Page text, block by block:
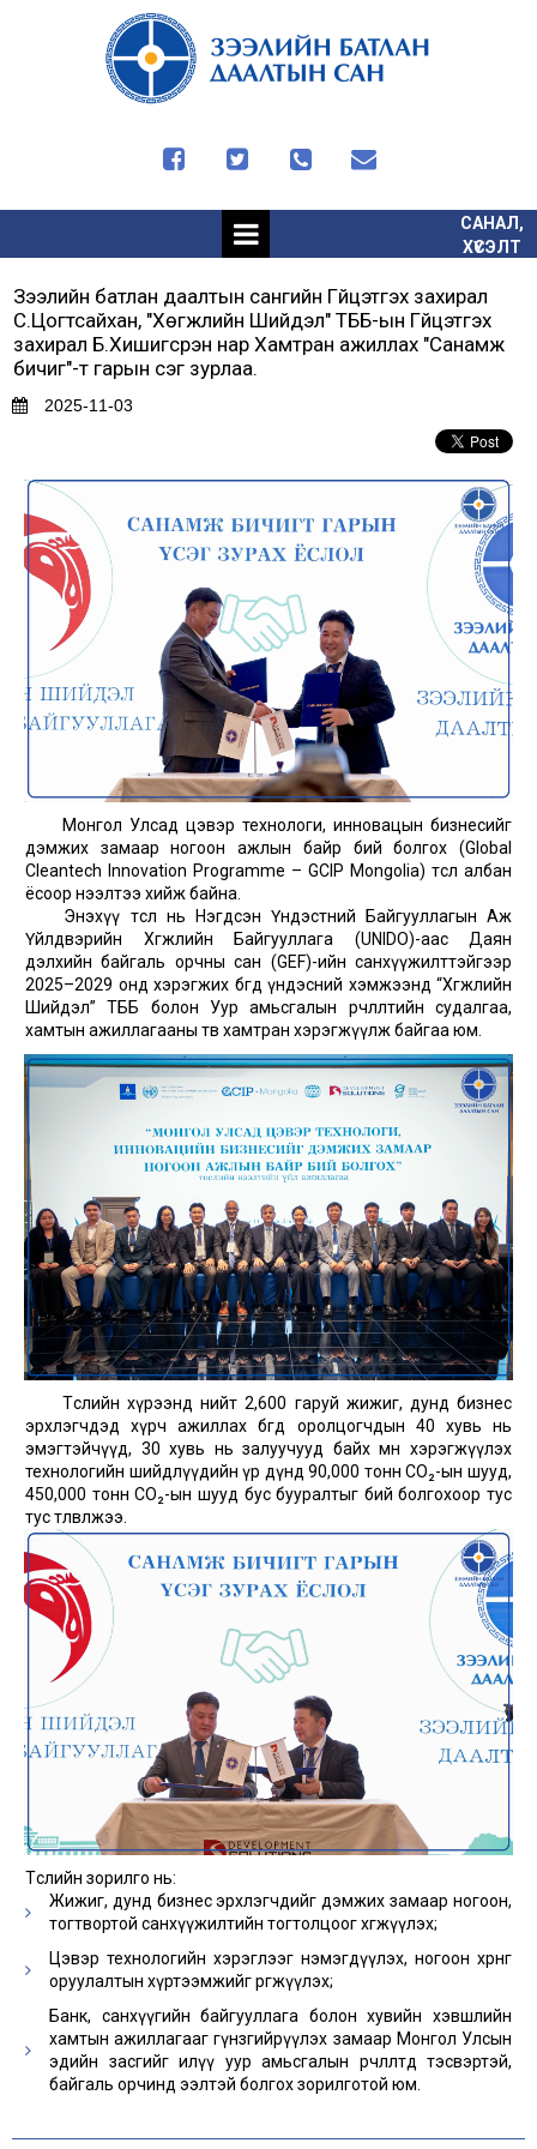
   
САНАЛ,
ХҮСЭЛТ
Зээлийн батлан даалтын сангийн Гүйцэтгэх захирал
С.Цогтсайхан, "Хөгжлийн Шийдэл" ТББ-ын Гүйцэтгэх
захирал Б.Хишигсүрэн нар Хамтран ажиллах "Санамж
бичиг"-т гарын үсэг зурлаа.
2025-11-03
Монгол Улсад цэвэр технологи, инновацын бизнесийг
дэмжих замаар ногоон ажлын байр бий болгох (Global
Cleantech Innovation Programme – GCIP Mongolia) төсөл албан
ёсоор нээлтээ хийж байна.
Энэхүү төсөл нь Нэгдсэн Үндэстний Байгууллагын Аж
Үйлдвэрийн Хөгжлийн Байгууллага (UNIDO)-аас Даян
дэлхийн байгаль орчны сан (GEF)-ийн санхүүжилттэйгээр
2025–2029 онд хэрэгжих бөгөөд үндэсний хэмжээнд “Хөгжлийн
Шийдэл” ТББ болон Уур амьсгалын өөрчлөлтийн судалгаа,
хамтын ажиллагааны төв хамтран хэрэгжүүлж байгаа юм.
Төслийн хүрээнд нийт 2,600 гаруй жижиг, дунд бизнес
эрхлэгчдэд хүрч ажиллах бөгөөд оролцогчдын 40 хувь нь
эмэгтэйчүүд, 30 хувь нь залуучууд байх мөн хэрэгжүүлэх
технологийн шийдлүүдийн үр дүнд 90,000 тонн CO₂-ын шууд,
450,000 тонн CO₂-ын шууд бус бууралтыг бий болгохоор тус
тус төлөвлөжээ.
Төслийн зорилго нь:
Жижиг, дунд бизнес эрхлэгчдийг дэмжих замаар ногоон,
тогтвортой санхүүжилтийн тогтолцоог хөгжүүлэх;
Цэвэр технологийн хэрэглээг нэмэгдүүлэх, ногоон хөрөнгө
оруулалтын хүртээмжийг өргөжүүлэх;
Банк, санхүүгийн байгууллага болон хувийн хэвшлийн
хамтын ажиллагааг гүнзгийрүүлэх замаар Монгол Улсын
эдийн засгийг илүү уур амьсгалын өөрчлөлтөд тэсвэртэй,
байгаль орчинд ээлтэй болгох зорилготой юм.